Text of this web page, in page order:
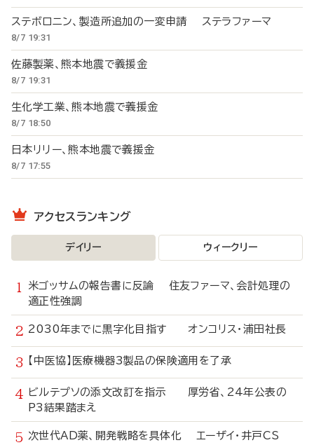
ステボロニン、製造所追加の一変申請 ステラファーマ
8/7 19:31
佐藤製薬、熊本地震で義援金
8/7 19:31
生化学工業、熊本地震で義援金
8/7 18:50
日本リリー、熊本地震で義援金
8/7 17:55
アクセスランキング
デイリー ウィークリー
米ゴッサムの報告書に反論 住友ファーマ、会計処理の
適正性強調
2030年までに黒字化目指す オンコリス・浦田社長
【中医協】医療機器3製品の保険適用を了承
ビルテプソの添文改訂を指示 厚労省、24年公表の
P3結果踏まえ
次世代AD薬、開発戦略を具体化 エーザイ・井戸CS